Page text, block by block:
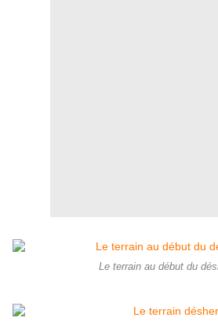
Le terrain au début du